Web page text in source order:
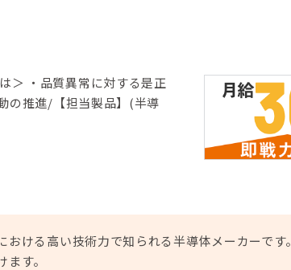
＞ ・品質異常に対する是正
の推進/【担当製品】(半導
ける高い技術力で知られる半導体メーカーです。
す。